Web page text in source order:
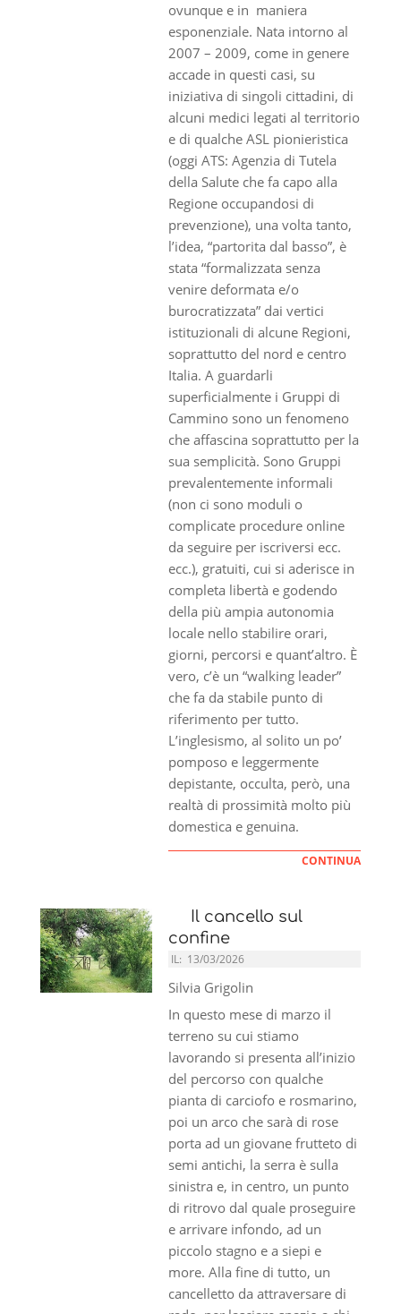
ovunque e in maniera
esponenziale. Nata intorno al
2007 – 2009, come in genere
accade in questi casi, su
iniziativa di singoli cittadini, di
alcuni medici legati al territorio
e di qualche ASL pionieristica
(oggi ATS: Agenzia di Tutela
della Salute che fa capo alla
Regione occupandosi di
prevenzione), una volta tanto,
l’idea, “partorita dal basso”, è
stata “formalizzata senza
venire deformata e/o
burocratizzata” dai vertici
istituzionali di alcune Regioni,
soprattutto del nord e centro
Italia. A guardarli
superficialmente i Gruppi di
Cammino sono un fenomeno
che affascina soprattutto per la
sua semplicità. Sono Gruppi
prevalentemente informali
(non ci sono moduli o
complicate procedure online
da seguire per iscriversi ecc.
ecc.), gratuiti, cui si aderisce in
completa libertà e godendo
della più ampia autonomia
locale nello stabilire orari,
giorni, percorsi e quant’altro. È
vero, c’è un “walking leader”
che fa da stabile punto di
riferimento per tutto.
L’inglesismo, al solito un po’
pomposo e leggermente
depistante, occulta, però, una
realtà di prossimità molto più
domestica e genuina.
CONTINUA
Il cancello sul
confine
IL: 13/03/2026
Silvia Grigolin
In questo mese di marzo il
terreno su cui stiamo
lavorando si presenta all’inizio
del percorso con qualche
pianta di carciofo e rosmarino,
poi un arco che sarà di rose
porta ad un giovane frutteto di
semi antichi, la serra è sulla
sinistra e, in centro, un punto
di ritrovo dal quale proseguire
e arrivare infondo, ad un
piccolo stagno e a siepi e
more. Alla fine di tutto, un
cancelletto da attraversare di